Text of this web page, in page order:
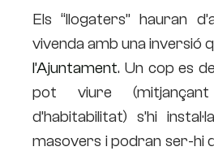
Els “llogaters” hauran
vivenda amb una inversió
l’Ajuntament. Un cop es
pot viure
d’habitabilitat) s’hi
masovers i podran ser-hi